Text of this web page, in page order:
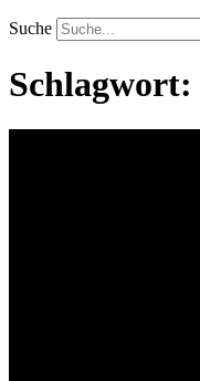
Suche
Schlagwort: